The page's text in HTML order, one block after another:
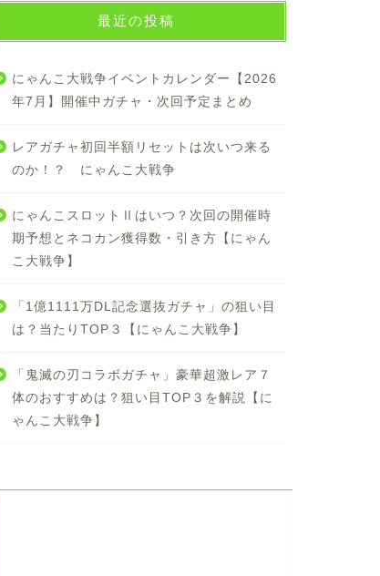
最近の投稿
にゃんこ大戦争イベントカレンダー【2026
年7月】開催中ガチャ・次回予定まとめ
レアガチャ初回半額リセットは次いつ来る
のか！？ にゃんこ大戦争
にゃんこスロットⅡはいつ？次回の開催時
期予想とネコカン獲得数・引き方【にゃん
こ大戦争】
「1億1111万DL記念選抜ガチャ」の狙い目
は？当たりTOP３【にゃんこ大戦争】
「鬼滅の刃コラボガチャ」豪華超激レア７
体のおすすめは？狙い目TOP３を解説【に
ゃんこ大戦争】